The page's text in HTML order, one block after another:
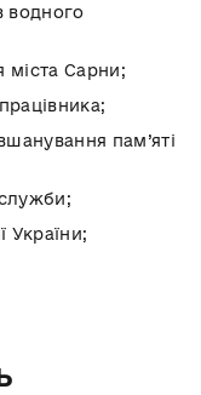
Сарни;
пам’яті